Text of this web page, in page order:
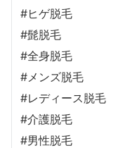
#ヒゲ脱毛
#髭脱毛
#全身脱毛
#メンズ脱毛
#レディース脱毛
#介護脱毛
#男性脱毛